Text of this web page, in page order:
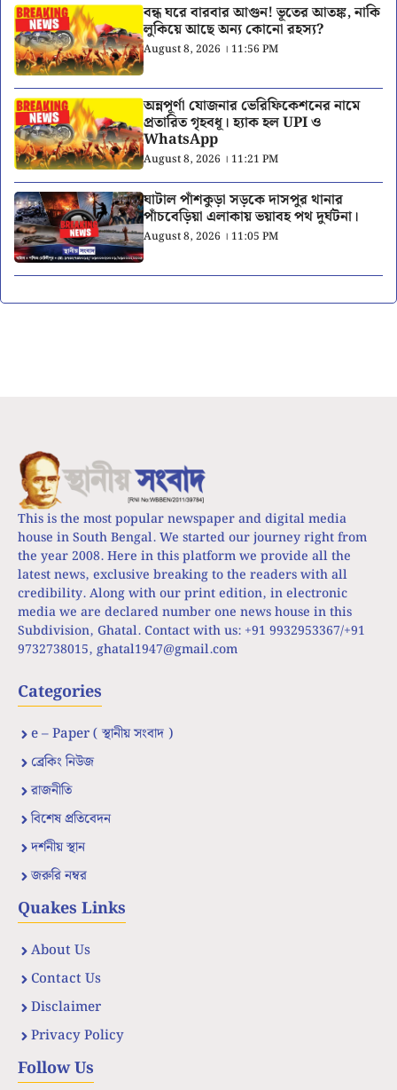
বন্ধ ঘরে বারবার আগুন! ভূতের আতঙ্ক, নাকি
লুকিয়ে আছে অন্য কোনো রহস্য?
August 8, 2026 । 11:56 PM
অন্নপূর্ণা যোজনার ভেরিফিকেশনের নামে
প্রতারিত গৃহবধূ। হ্যাক হল UPI ও
WhatsApp
August 8, 2026 । 11:21 PM
ঘাটাল পাঁশকুড়া সড়কে দাসপুর থানার
পাঁচবেড়িয়া এলাকায় ভয়াবহ পথ দুর্ঘটনা।
August 8, 2026 । 11:05 PM
This is the most popular newspaper and digital media
house in South Bengal. We started our journey right from
the year 2008. Here in this platform we provide all the
latest news, exclusive breaking to the readers with all
credibility. Along with our print edition, in electronic
media we are declared number one news house in this
Subdivision, Ghatal. Contact with us: +91 9932953367/+91
9732738015, ghatal1947@gmail.com
Categories
e – Paper ( স্থানীয় সংবাদ )
ব্রেকিং নিউজ
রাজনীতি
বিশেষ প্রতিবেদন
দর্শনীয় স্থান
জরুরি নম্বর
Quakes Links
About Us
Contact Us
Disclaimer
Privacy Policy
Follow Us